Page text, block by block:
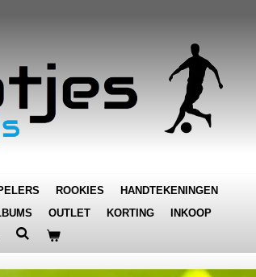
ROOKIES
HANDTEKENINGEN
OUTLET KORTING
INKOOP